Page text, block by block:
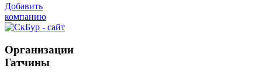
Добавить
компанию
Организации
Гатчины